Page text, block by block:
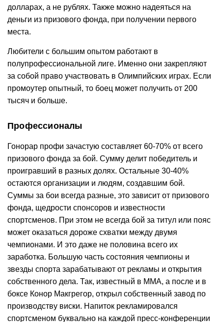
долларах, а не рублях. Также можно надеяться на
деньги из призового фонда, при получении первого
места.
Любители с большим опытом работают в
полупрофессиональной лиге. Именно они закрепляют
за собой право участвовать в Олимпийских играх. Если
промоутер опытный, то боец может получить от 200
тысяч и больше.
Профессионалы
Гонорар профи зачастую составляет 60-70% от всего
призового фонда за бой. Сумму делит победитель и
проигравший в разных долях. Остальные 30-40%
остаются организации и людям, создавшим бой.
Суммы за бои всегда разные, это зависит от призового
фонда, щедрости спонсоров и известности
спортсменов. При этом не всегда бой за титул или пояс
может оказаться дороже схватки между двумя
чемпионами. И это даже не половина всего их
заработка. Большую часть состояния чемпионы и
звезды спорта зарабатывают от рекламы и открытия
собственного дела. Так, известный в ММА, а после и в
боксе Конор Макгрегор, открыл собственный завод по
производству виски. Напиток рекламировался
спортсменом буквально на каждой пресс-конференции